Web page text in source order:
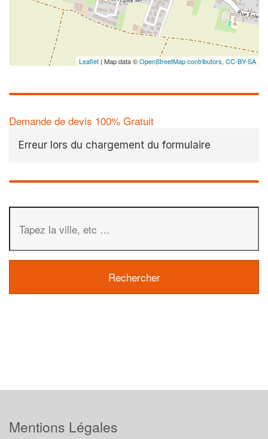
Leaflet | Map data ©OpenStreetMap contributors, CC-BY-SA
Demande de devis 100% Gratuit
Erreur lors du chargement du formulaire
Mentions Légales